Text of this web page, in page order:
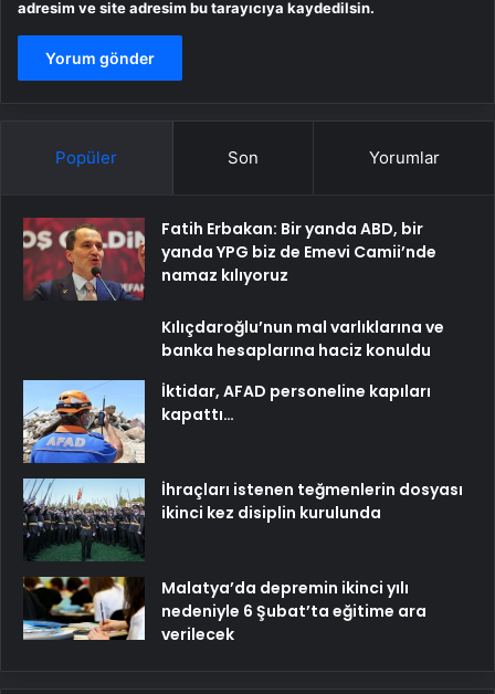
adresim ve site adresim bu tarayıcıya kaydedilsin.
Popüler Son Yorumlar
Fatih Erbakan: Bir yanda ABD, bir
yanda YPG biz de Emevi Camii’nde
namaz kılıyoruz
Kılıçdaroğlu’nun mal varlıklarına ve
banka hesaplarına haciz konuldu
İktidar, AFAD personeline kapıları
kapattı…
İhraçları istenen teğmenlerin dosyası
ikinci kez disiplin kurulunda
Malatya’da depremin ikinci yılı
nedeniyle 6 Şubat’ta eğitime ara
verilecek